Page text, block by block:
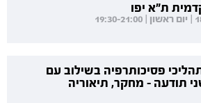
ת"א יפו
פסיכותרפיה בשילוב עם
תודעה - מחקר, תיאוריה